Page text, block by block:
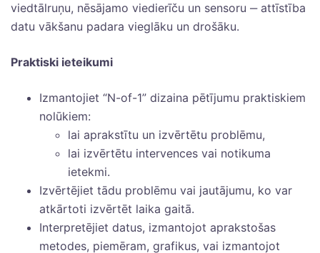
viedtālruņu, nēsājamo viedierīču un sensoru ‒ attīstība
datu vākšanu padara vieglāku un drošāku.
Praktiski ieteikumi
Izmantojiet “N-of-1” dizaina pētījumu praktiskiem
nolūkiem:
lai aprakstītu un izvērtētu problēmu,
lai izvērtētu intervences vai notikuma
ietekmi.
Izvērtējiet tādu problēmu vai jautājumu, ko var
atkārtoti izvērtēt laika gaitā.
Interpretējiet datus, izmantojot aprakstošas
metodes, piemēram, grafikus, vai izmantojot